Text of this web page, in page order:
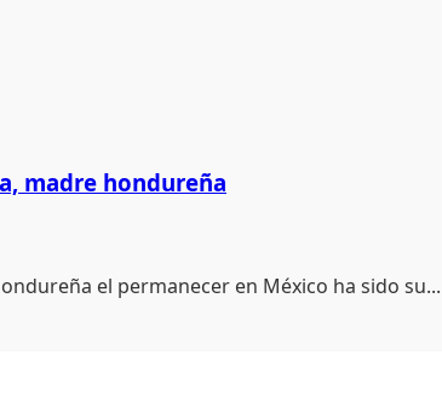
madre hondureña
el permanecer en México ha sido su...